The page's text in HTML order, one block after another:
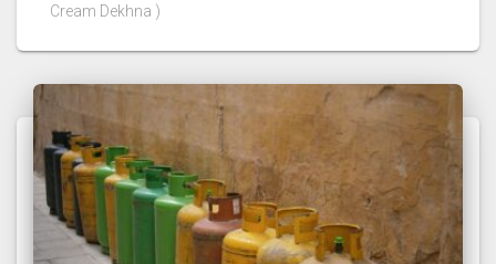
Cream Dekhna )